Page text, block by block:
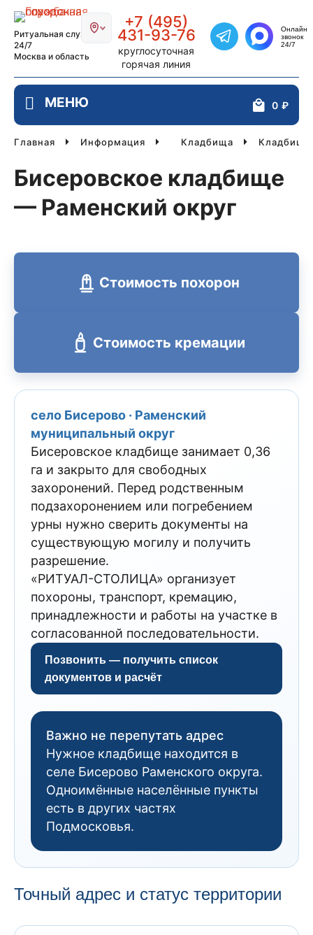
Ритуальная служба
24/7
Москва и область
+7 (495)
431-93-76
круглосуточная
горячая линия
Написать в
Онлайн
звонок
24/7
₽
0
Главная Информация Кладбища Кладбища
Бисеровское кладбище
— Раменский округ
Стоимость похорон
Стоимость кремации
село Бисерово · Раменский
муниципальный округ
Бисеровское кладбище занимает 0,36
га и закрыто для свободных
захоронений. Перед родственным
подзахоронением или погребением
урны нужно сверить документы на
существующую могилу и получить
разрешение.
«РИТУАЛ-СТОЛИЦА» организует
похороны, транспорт, кремацию,
принадлежности и работы на участке в
согласованной последовательности.
Позвонить — получить список
документов и расчёт
Важно не перепутать адрес
Нужное кладбище находится в
селе Бисерово Раменского округа.
Одноимённые населённые пункты
есть в других частях
Подмосковья.
Точный адрес и статус территории